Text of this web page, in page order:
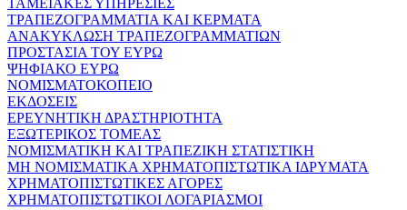
ΤΡΑΠΕΖΟΓΡΑΜΜΑΤΙΑ ΚΑΙ ΚΕΡΜΑΤΑ
ΑΝΑΚΥΚΛΩΣΗ ΤΡΑΠΕΖΟΓΡΑΜΜΑΤΙΩΝ
ΠΡΟΣΤΑΣΙΑ ΤΟΥ ΕΥΡΩ
ΨΗΦΙΑΚΟ ΕΥΡΩ
ΝΟΜΙΣΜΑΤΟΚΟΠΕΙΟ
ΕΚΔΟΣΕΙΣ
ΕΡΕΥΝΗΤΙΚΗ ΔΡΑΣΤΗΡΙΟΤΗΤΑ
ΕΞΩΤΕΡΙΚΟΣ ΤΟΜΕΑΣ
ΝΟΜΙΣΜΑΤΙΚΗ ΚΑΙ ΤΡΑΠΕΖΙΚΗ ΣΤΑΤΙΣΤΙΚΗ
ΜΗ ΝΟΜΙΣΜΑΤΙΚΑ ΧΡΗΜΑΤΟΠΙΣΤΩΤΙΚΑ ΙΔΡΥΜΑΤΑ
ΧΡΗΜΑΤΟΠΙΣΤΩΤΙΚΕΣ ΑΓΟΡΕΣ
ΧΡΗΜΑΤΟΠΙΣΤΩΤΙΚΟΙ ΛΟΓΑΡΙΑΣΜΟΙ